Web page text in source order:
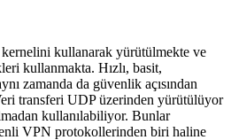
kullanarak yürütülmekte ve
kullanmakta. Hızlı, basit,
zamanda da güvenlik açısından
transferi UDP üzerinden yürütülüyor
kullanılabiliyor. Bunlar
VPN protokollerinden biri haline